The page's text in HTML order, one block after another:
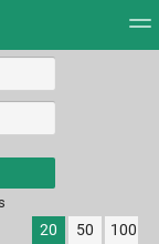
20 50 100